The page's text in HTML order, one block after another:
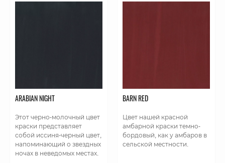
ARABIAN NIGHT
Этот черно-молочный цвет
краски представляет
собой иссиня-черный цвет,
напоминающий о звездных
ночах в неведомых местах.
BARN RED
Цвет нашей красной
амбарной краски темно-
бордовый, как у амбаров в
сельской местности.